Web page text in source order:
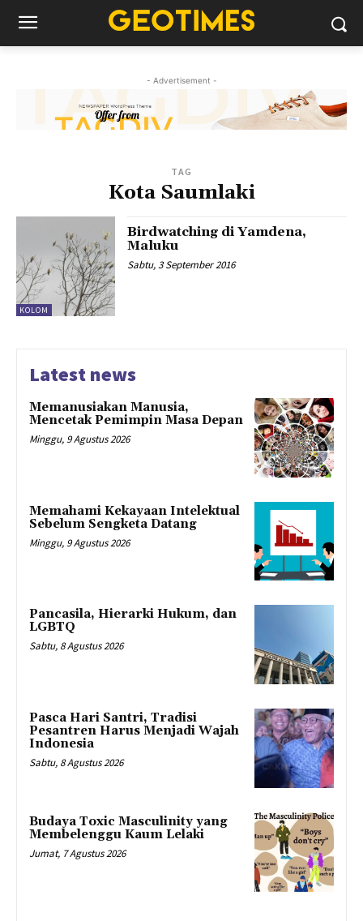
- Advertisement -
TAG
Kota Saumlaki
KOLOM
Birdwatching di Yamdena,
Maluku
Sabtu, 3 September 2016
Latest news
Memanusiakan Manusia,
Mencetak Pemimpin Masa Depan
Minggu, 9 Agustus 2026
Memahami Kekayaan Intelektual
Sebelum Sengketa Datang
Minggu, 9 Agustus 2026
Pancasila, Hierarki Hukum, dan
LGBTQ
Sabtu, 8 Agustus 2026
Pasca Hari Santri, Tradisi
Pesantren Harus Menjadi Wajah
Indonesia
Sabtu, 8 Agustus 2026
Budaya Toxic Masculinity yang
Membelenggu Kaum Lelaki
Jumat, 7 Agustus 2026